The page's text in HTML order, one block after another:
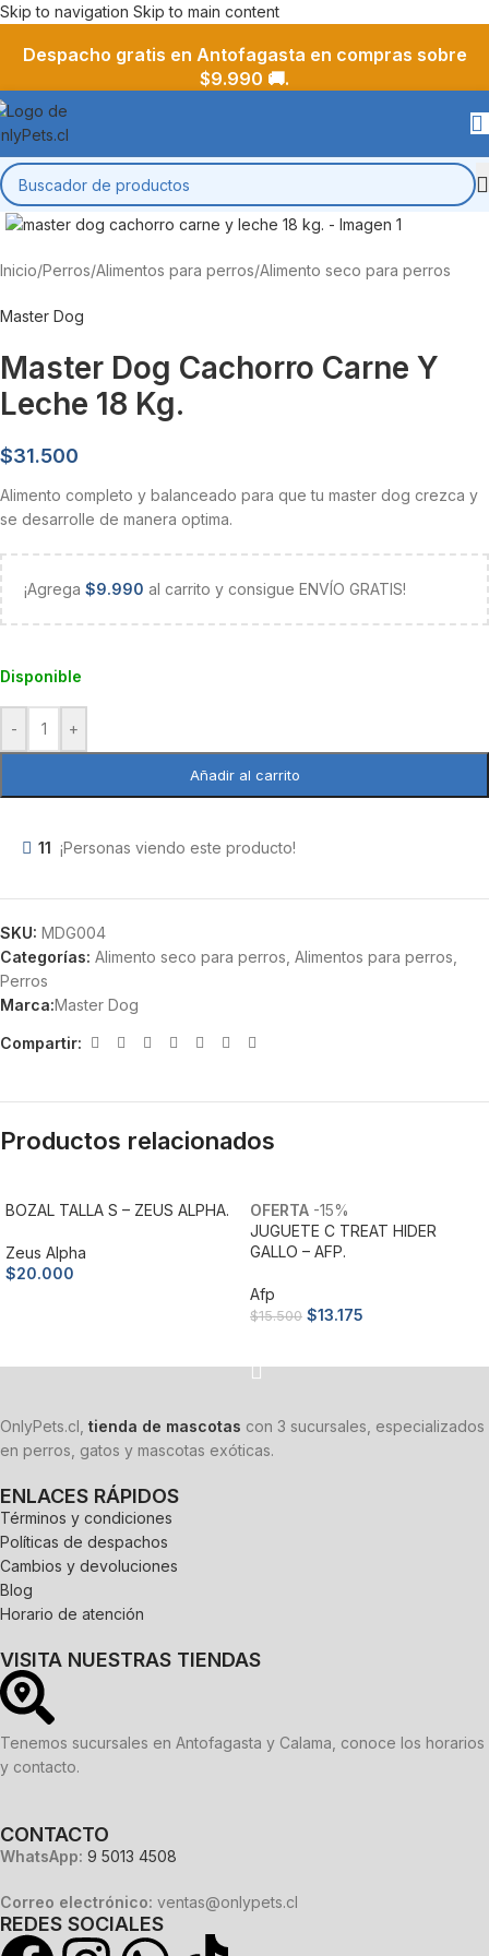
Skip to navigation Skip to main content
Despacho gratis en Antofagasta en compras sobre
$9.990 🚚.
Inicio/Perros/Alimentos para perros/Alimento seco para perros
Master Dog
Master Dog Cachorro Carne Y
Leche 18 Kg.
$31.500
Alimento completo y balanceado para que tu master dog crezca y
se desarrolle de manera optima.
¡Agrega $9.990 al carrito y consigue ENVÍO GRATIS!
Disponible
- +
Añadir al carrito
11 ¡Personas viendo este producto!
SKU: MDG004
Categorías: Alimento seco para perros Alimentos para perros
Perros
Marca:Master Dog
Compartir:
Productos relacionados
BOZAL TALLA S – ZEUS ALPHA.
Zeus Alpha
$20.000
-15%
JUGUETE C TREAT HIDER
GALLO – AFP.
Afp
$15.500 $13.175
OnlyPets.cl, tienda de mascotas con 3 sucursales, especializados
en perros, gatos y mascotas exóticas.
ENLACES RÁPIDOS
Términos y condiciones
Políticas de despachos
Cambios y devoluciones
Blog
Horario de atención
VISITA NUESTRAS TIENDAS
Tenemos sucursales en Antofagasta y Calama, conoce los horarios
y contacto.
CONTACTO
WhatsApp: 9 5013 4508
Correo electrónico: ventas@onlypets.cl
REDES SOCIALES